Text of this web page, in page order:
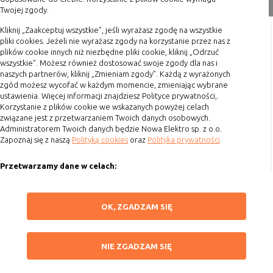
Twojej zgody.
Kliknij „Zaakceptuj wszystkie”, jeśli wyrażasz zgodę na wszystkie
pliki cookies. Jeżeli nie wyrażasz zgody na korzystanie przez nas z
plików cookie innych niż niezbędne pliki cookie, kliknij „Odrzuć
wszystkie”. Możesz również dostosować swoje zgody dla nas i
naszych partnerów, kliknij „Zmieniam zgody”. Każdą z wyrażonych
zgód możesz wycofać w każdym momencie, zmieniając wybrane
ustawienia. Więcej informacji znajdziesz Polityce prywatności,.
Korzystanie z plików cookie we wskazanych powyżej celach
związane jest z przetwarzaniem Twoich danych osobowych.
Administratorem Twoich danych będzie Nowa Elektro sp. z o.o.
Zapoznaj się z naszą Polityką cookies oraz Polityka prywatności
Przetwarzamy dane w celach:
treści i reklam oraz ich pomiaru, tworzenia statystyk, poprawy
marketingowe lub prezentować je w serwisie.
OK, ZGADZAM SIĘ
NIE ZGADZAM SIĘ
NIE ZGADZAM SIĘ
Terminy realizacji
Koszty przesyłki
Dostawa
Reklamacje
Zwrot towaru
Kontakt
Szybki kontakt
Godziny otwarcia: Pon.-Pt. 8-16
sklep@elektrozysk.pl
Dołącz do nas